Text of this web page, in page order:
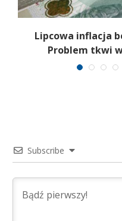
Lipcowa inflacja
Problem tkwi
Subscribe